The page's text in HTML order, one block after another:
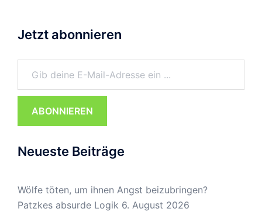
Jetzt abonnieren
Gib deine E-Mail-Adresse ein ...
ABONNIEREN
Neueste Beiträge
Wölfe töten, um ihnen Angst beizubringen?
Patzkes absurde Logik 6. August 2026